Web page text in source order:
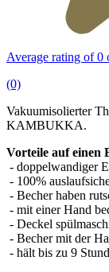
Average rating of 0
(0)
Vakuumisolierter
KAMBUKKA.
Vorteile auf einen
- doppelwandiger
- 100%
- Becher haben
- mit einer Hand
- Deckel
- Becher mit der
- hält bis zu 9